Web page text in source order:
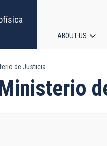
ABOUT US
de Justicia